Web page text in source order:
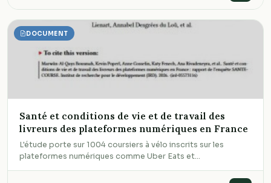
DOCUMENT
Santé et conditions de vie et de travail des
livreurs des plateformes numériques en France
L'étude porte sur 1004 coursiers à vélo inscrits sur les
plateformes numériques comme Uber Eats et…